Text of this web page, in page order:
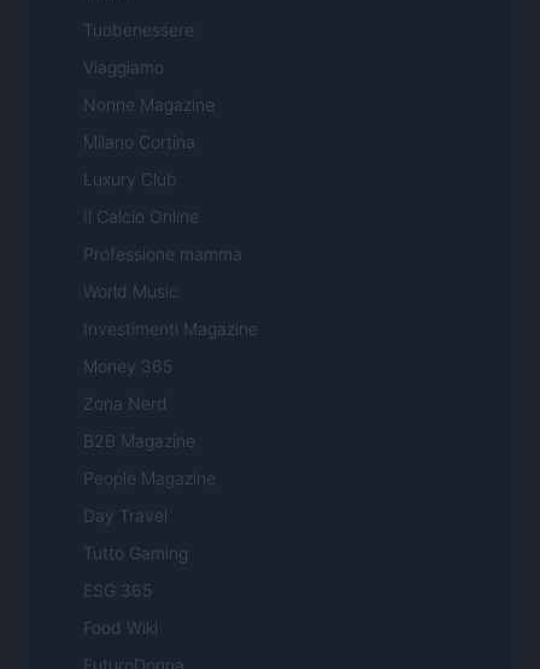
Tuobenessere
Viaggiamo
Nonne Magazine
Milano Cortina
Luxury Club
Il Calcio Online
Professione mamma
World Music
Investimenti Magazine
Money 365
Zona Nerd
B2B Magazine
People Magazine
Day Travel
Tutto Gaming
ESG 365
Food Wiki
FuturoDonna